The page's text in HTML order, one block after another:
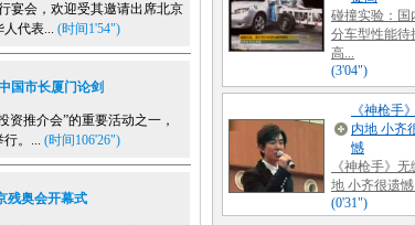
会，欢迎受其邀请出席北京
代表... (时间1'54")
国市长厦门论剑
推介会”的重要活动之一，
。... (时间106'26")
残奥会开幕式